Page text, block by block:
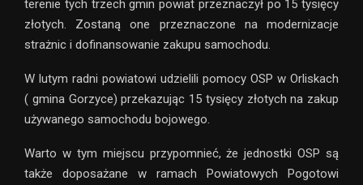
terenie tych trzech gmin powiat przeznaczył po 15 tysięcy
złotych. Zostaną one przeznaczone na modernizacje
strażnic i dofinansowanie zakupu samochodu.
W lutym radni powiatowi udzielili pomocy OSP w Orliskach
( gmina Gorzyce) przekazując 15 tysięcy złotych na zakup
używanego samochodu bojowego.
Warto w tym miejscu przypomnieć, że jednostki OSP są
także doposażane w ramach Powiatowych Pogotowi